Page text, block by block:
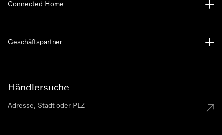
Händlersuche
Connected Home
Geschäftspartner